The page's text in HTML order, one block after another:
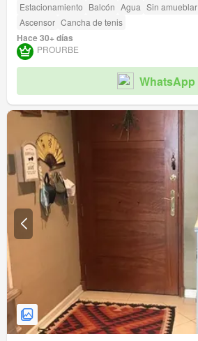
Estacionamiento Balcón Agua Sin amueblar
Ascensor Cancha de tenis
Hace 30+ días
PROURBE
WhatsApp